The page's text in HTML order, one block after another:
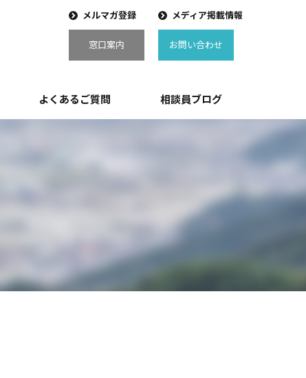
メルマガ登録
窓口案内
メディア掲載情報
お問い合わせ
よくあるご質問 相談員ブログ